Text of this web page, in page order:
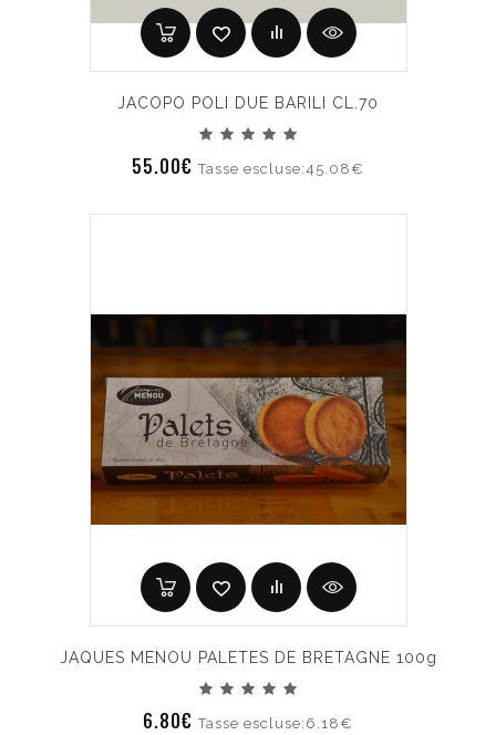
JACOPO POLI DUE BARILI CL.70
55.00€Tasse escluse:45.08€
JAQUES MENOU PALETES DE BRETAGNE 100g
6.80€Tasse escluse:6.18€